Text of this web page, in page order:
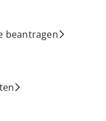
beantragen